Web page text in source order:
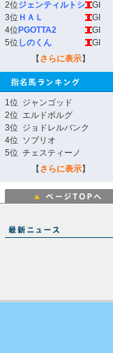
2位ジェンティルトシ
GI
3位 ＨＡＬ
GI
4位 PGOTTA2
GI
5位 しのくん
GI
【 さらに表示】
1位 ジャンゴッド
2位 エルドボルグ
3位 ジョドレルバンク
4位 ソブリオ
5位 チェスティーノ
【 さらに表示】